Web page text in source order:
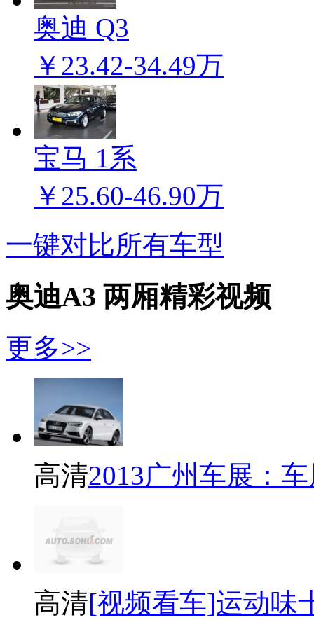
奥迪 Q3
￥23.42-34.49万
宝马 1系
￥25.60-46.90万
一键对比所有车型
奥迪A3 两厢精彩视频
更多>>
高清2013广州车展：
高清[视频看车]运动味